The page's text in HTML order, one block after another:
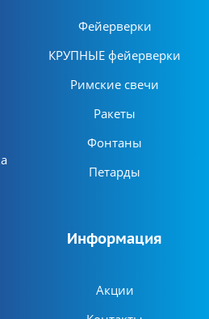
Фейерверки
КРУПНЫЕ фейерверки
Римские свечи
Ракеты
Фонтаны
Петарды
Информация
Акции